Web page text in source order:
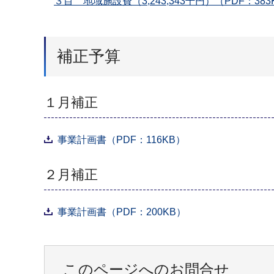
補正予算
１月補正
事業計画書（PDF：116KB）
２月補正
事業計画書（PDF：200KB）
このページへのお問合せ